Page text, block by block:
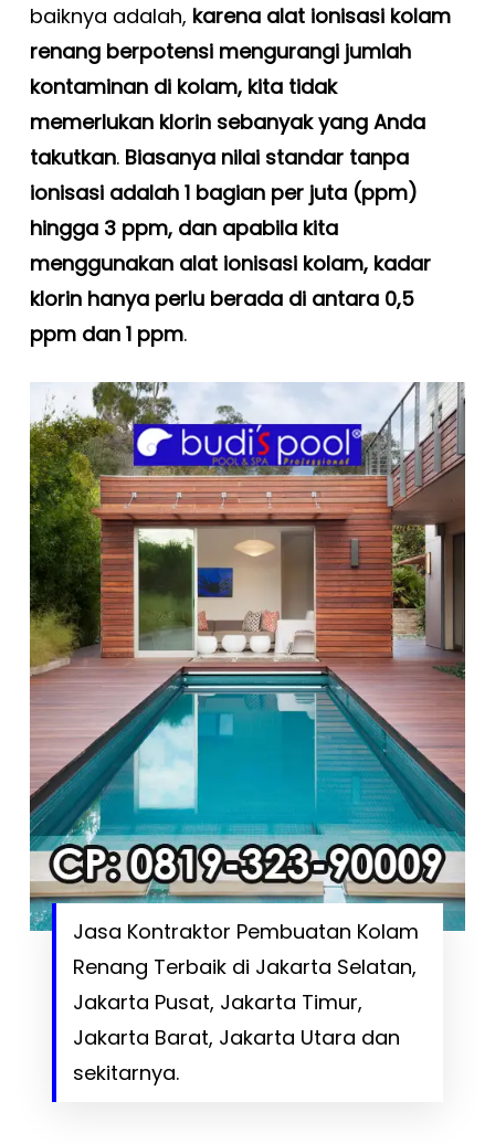
baiknya adalah, karena alat ionisasi kolam
renang berpotensi mengurangi jumlah
kontaminan di kolam, kita tidak
memerlukan klorin sebanyak yang Anda
takutkan. Biasanya nilai standar tanpa
ionisasi adalah 1 bagian per juta (ppm)
hingga 3 ppm, dan apabila kita
menggunakan alat ionisasi kolam, kadar
klorin hanya perlu berada di antara 0,5
ppm dan 1 ppm.
Jasa Kontraktor Pembuatan Kolam
Renang Terbaik di Jakarta Selatan,
Jakarta Pusat, Jakarta Timur,
Jakarta Barat, Jakarta Utara dan
sekitarnya.